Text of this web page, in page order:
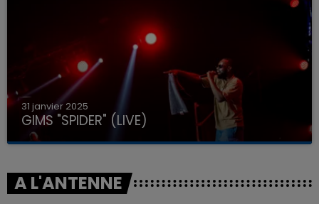
31 janvier 2025
GIMS "SPIDER" (LIVE)
A L'ANTENNE